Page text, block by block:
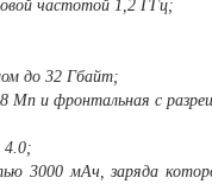
частотой 1,2 ГГц;
до 32 Гбайт;
Мп и фронтальная с
4.0;
3000 мАч, заряда